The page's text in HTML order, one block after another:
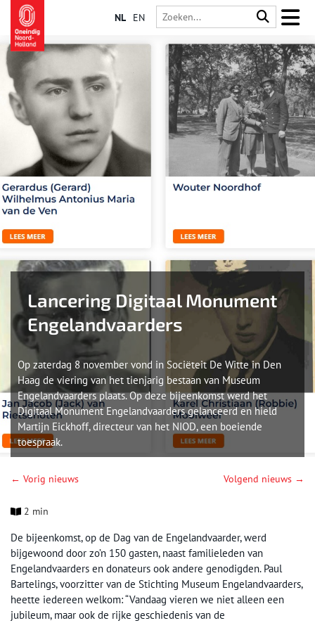
NL EN
Lancering Digitaal Monument
Engelandvaarders
Op zaterdag 8 november vond in Sociëteit De Witte in Den
Haag de viering van het tienjarig bestaan van Museum
Engelandvaarders plaats. Op deze bijeenkomst werd het
Digitaal Monument Engelandvaarders gelanceerd en hield
Martijn Eickhoff, directeur van het NIOD, een boeiende
toespraak.
← Vorig nieuws Volgend nieuws →
2 min
De bijeenkomst, op de Dag van de Engelandvaarder, werd
bijgewoond door zo’n 150 gasten, naast familieleden van
Engelandvaarders en donateurs ook andere genodigden. Paul
Bartelings, voorzitter van de Stichting Museum Engelandvaarders,
heette iedereen welkom: “Vandaag vieren we niet alleen een
jubileum, maar ook de rijke geschiedenis van de